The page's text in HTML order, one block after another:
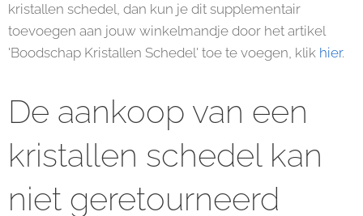
kristallen schedel, dan kun je dit supplementair
toevoegen aan jouw winkelmandje door het artikel
'Boodschap Kristallen Schedel' toe te voegen, klik hier.
De aankoop van een
kristallen schedel kan
niet geretourneerd